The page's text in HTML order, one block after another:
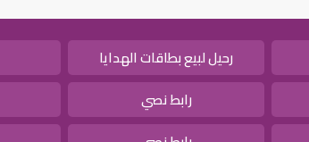
رحيل لبيع بطاقات الهدايا
رابط نصي